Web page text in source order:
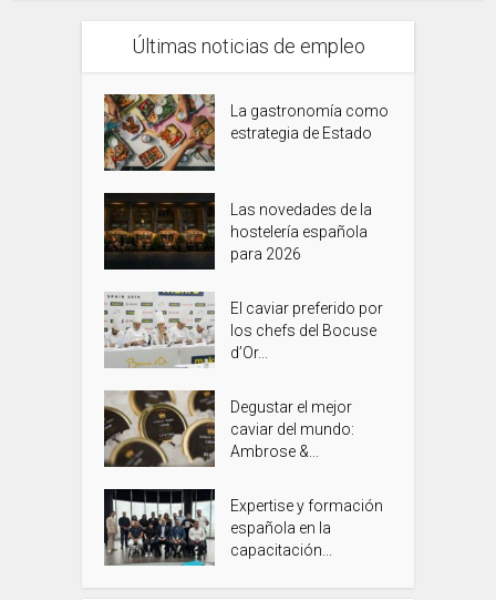
Últimas noticias de empleo
La gastronomía como
estrategia de Estado
Las novedades de la
hostelería española
para 2026
El caviar preferido por
los chefs del Bocuse
d’Or...
Degustar el mejor
caviar del mundo:
Ambrose &...
Expertise y formación
española en la
capacitación...